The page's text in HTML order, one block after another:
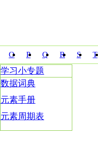
O P Q R S T
学习小专题
数据词典
元素手册
元素周期表